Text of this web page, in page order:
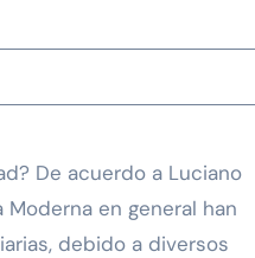
De acuerdo a Luciano
en general han
debido a diversos